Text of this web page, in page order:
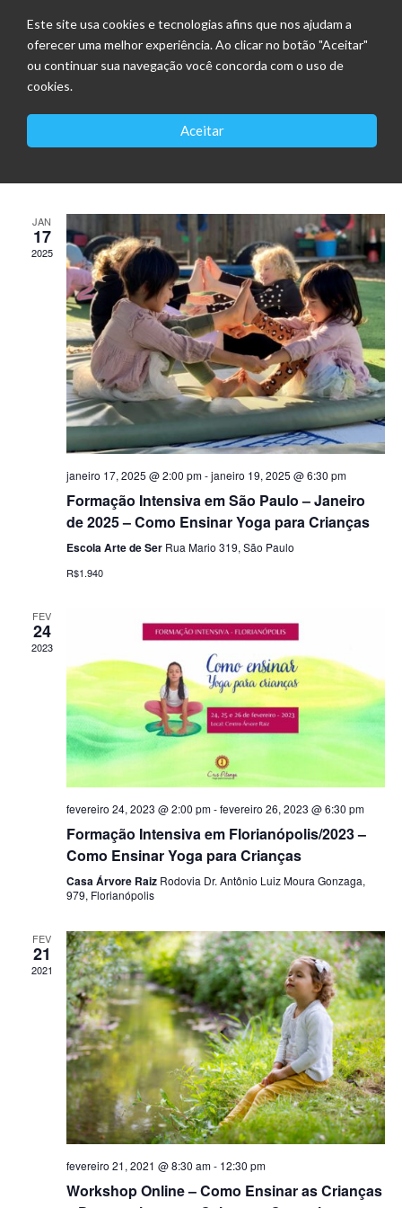
Este site usa cookies e tecnologias afins que nos ajudam a
oferecer uma melhor experiência. Ao clicar no botão "Aceitar"
ou continuar sua navegação você concorda com o uso de
cookies.
Aceitar
Não há eventos futuros.
visuais
Selecione
data.
JAN
17
2025
janeiro 17, 2025 @ 2:00 pm-janeiro 19, 2025 @ 6:30 pm
Formação Intensiva em São Paulo – Janeiro
de 2025 – Como Ensinar Yoga para Crianças
Escola Arte de Ser Rua Mario 319, São Paulo
R$1.940
FEV
24
2023
fevereiro 24, 2023 @ 2:00 pm-fevereiro 26, 2023 @ 6:30 pm
Formação Intensiva em Florianópolis/2023 –
Como Ensinar Yoga para Crianças
Casa Árvore Raiz Rodovia Dr. Antônio Luiz Moura Gonzaga,
979, Florianópolis
FEV
21
2021
fevereiro 21, 2021 @ 8:30 am- 12:30 pm
Workshop Online – Como Ensinar as Crianças